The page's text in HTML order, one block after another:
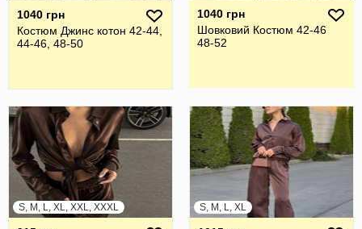
1040 грн
Костюм Джинс котон 42-44,
44-46, 48-50
1040 грн
Шовковий Костюм 42-46
48-52
S, M, L, XL, XXL, XXXL S, M, L, XL